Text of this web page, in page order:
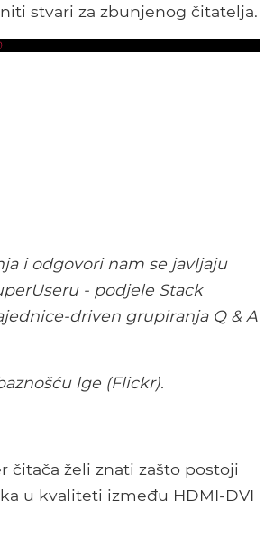
stvari za zbunjenog čitatelja.
i odgovori nam se javljaju
- podjele Stack
driven grupiranja Q & A
lge (Flickr).
čitača želi znati zašto postoji
u kvaliteti između HDMI-DVI